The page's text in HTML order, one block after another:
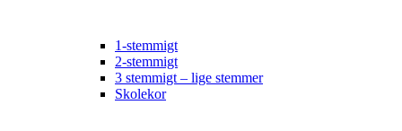
1-stemmigt
2-stemmigt
3 stemmigt – lige stemmer
Skolekor